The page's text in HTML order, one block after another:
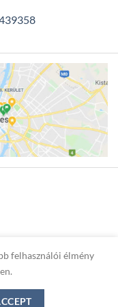
felhasználói élmény